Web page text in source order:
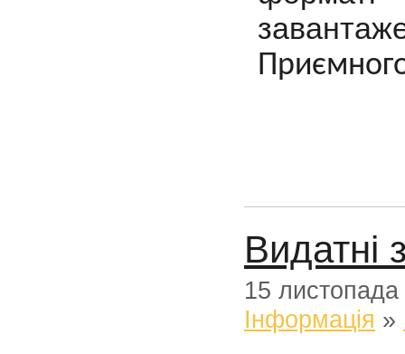
Видатні
15
Iнформацiя »